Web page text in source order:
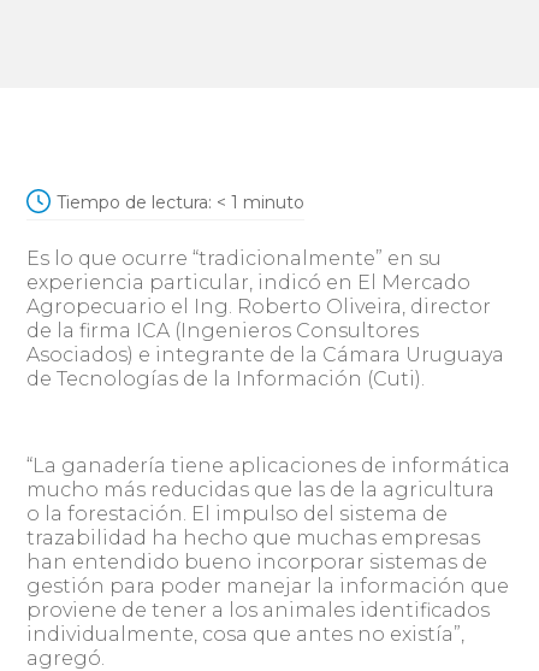
Tiempo de lectura: < 1 minuto
Es lo que ocurre “tradicionalmente” en su
experiencia particular, indicó en El Mercado
Agropecuario el Ing. Roberto Oliveira, director
de la firma ICA (Ingenieros Consultores
Asociados) e integrante de la Cámara Uruguaya
de Tecnologías de la Información (Cuti).
“La ganadería tiene aplicaciones de informática
mucho más reducidas que las de la agricultura
o la forestación. El impulso del sistema de
trazabilidad ha hecho que muchas empresas
han entendido bueno incorporar sistemas de
gestión para poder manejar la información que
proviene de tener a los animales identificados
individualmente, cosa que antes no existía”,
agregó.